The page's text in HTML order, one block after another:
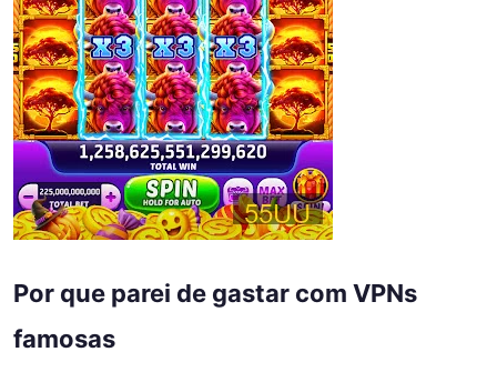
Por que parei de gastar com VPNs
famosas